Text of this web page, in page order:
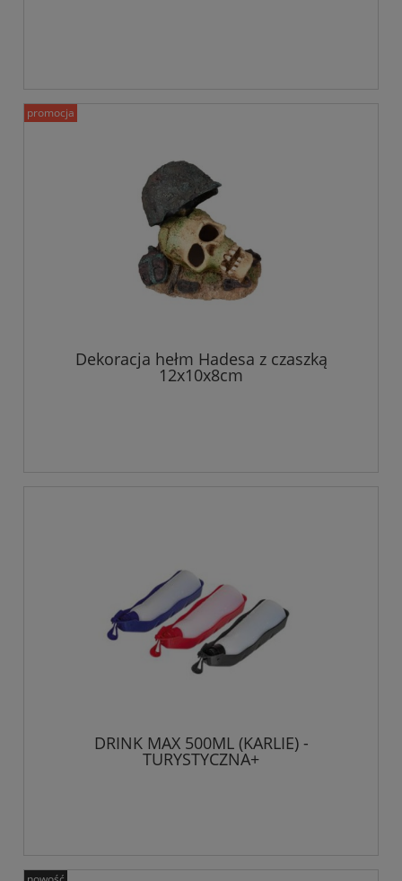
Dekoracja hełm Hadesa z czaszką
12x10x8cm
promocja
DRINK MAX 500ML (KARLIE) -
TURYSTYCZNA+